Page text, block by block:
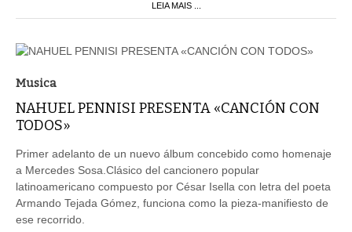
LEIA MAIS ...
Musica
NAHUEL PENNISI PRESENTA «CANCIÓN CON
TODOS»
Primer adelanto de un nuevo álbum concebido como homenaje
a Mercedes Sosa.Clásico del cancionero popular
latinoamericano compuesto por César Isella con letra del poeta
Armando Tejada Gómez, funciona como la pieza-manifiesto de
ese recorrido.